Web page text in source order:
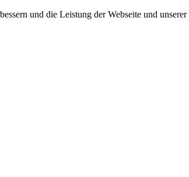
und die Leistung der Webseite und unserer